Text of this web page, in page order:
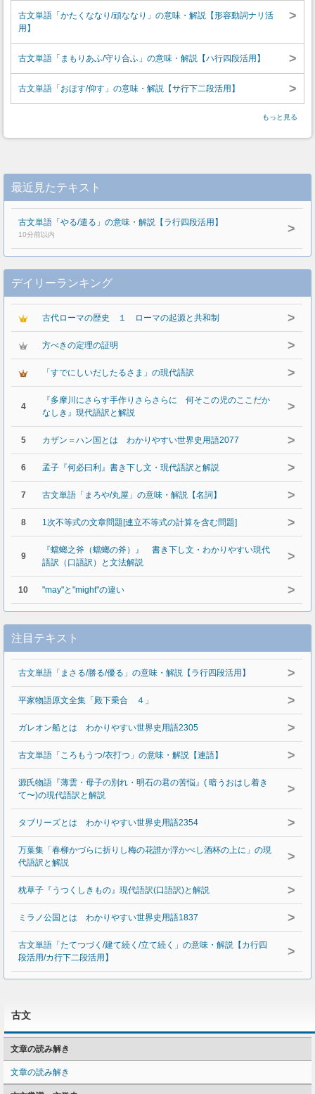
古文単語「かたくななり/頑ななり」の意味・解説【形容動詞ナリ活
用】
>
古文単語「まもりあふ/守り合ふ」の意味・解説【ハ行四段活用】 >
古文単語「おほす/仰す」の意味・解説【サ行下二段活用】 >
もっと見る
最近見たテキスト
古文単語「やる/遣る」の意味・解説【ラ行四段活用】
10分前以内 >
デイリーランキング
古代ローマの歴史 １ ローマの起源と共和制 >
方べきの定理の証明 >
「すでにしいだしたるさま」の現代語訳 >
4
『多摩川にさらす手作りさらさらに 何そこの児のここだか
なしき』現代語訳と解説
>
5 カザン＝ハン国とは わかりやすい世界史用語2077 >
6 孟子『何必曰利』書き下し文・現代語訳と解説 >
7 古文単語「まろや/丸屋」の意味・解説【名詞】 >
8 1次不等式の文章問題[連立不等式の計算を含む問題] >
9
『蟷螂之斧（蟷螂の斧）』 書き下し文・わかりやすい現代
語訳（口語訳）と文法解説
>
10 "may"と"might"の違い >
注目テキスト
古文単語「まさる/勝る/優る」の意味・解説【ラ行四段活用】 >
平家物語原文全集「殿下乗合 ４」 >
ガレオン船とは わかりやすい世界史用語2305 >
古文単語「ころもうつ/衣打つ」の意味・解説【連語】 >
源氏物語『薄雲・母子の別れ・明石の君の苦悩』( 暗うおはし着き
て〜)の現代語訳と解説
>
タブリーズとは わかりやすい世界史用語2354 >
万葉集「春柳かづらに折りし梅の花誰か浮かべし酒杯の上に」の現
代語訳と解説
>
枕草子『うつくしきもの』現代語訳(口語訳)と解説 >
ミラノ公国とは わかりやすい世界史用語1837 >
古文単語「たてつづく/建て続く/立て続く」の意味・解説【カ行四
段活用/カ行下二段活用】
>
古文
文章の読み解き
文章の読み解き